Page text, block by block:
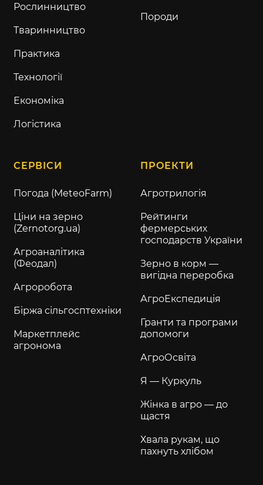
Рослинництво
Тваринництво
Практика
Технології
Економіка
Логістика
Породи
СЕРВІСИ
Погода (MeteoFarm)
Ціни на зерно
(Zernotorg.ua)
Агроаналітика
(Феодал)
Агроробота
Біржа сільгосптехніки
Маркетплейс
агронома
ПРОЕКТИ
Агротрилогія
Рейтинги
фермерських
господарств України
Зерно в корм —
вигідна переробка
АгроЕкспедиція
Гранти та програми
допомоги
АгроОсвіта
Я — Куркуль
Жінка в агро — до
щастя
Хвала рукам, що
пахнуть хлібом